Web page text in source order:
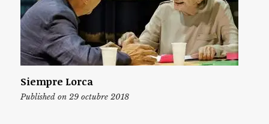
Siempre Lorca
Published on 29 octubre 2018